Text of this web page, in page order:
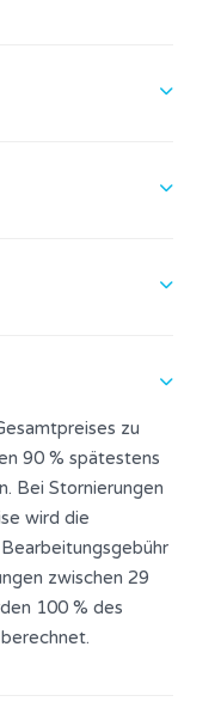
zu
90 % spätestens
Bei Stornierungen
wird die
zwischen 29
100 % des